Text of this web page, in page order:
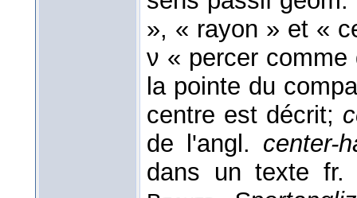
», « rayon » et «
ν « percer
la pointe du
centre est décrit;
de l'angl. center-
dans un texte fr.